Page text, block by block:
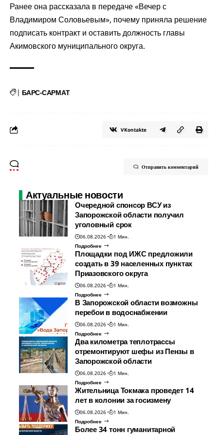
Ранее она рассказала в передаче «Вечер с
Владимиром Соловьевым», почему приняла решение
подписать контракт и оставить должность главы
Акимовского муниципального округа.
| БАРС-САРМАТ
VKontakte
Отправить комментарий
Актуальные новости
Очередной спонсор ВСУ из
Запорожской области получил
уголовный срок
06.08.2026
1 Мин.
Подробнее
Площадки под ИЖС предложили
создать в 39 населенных пунктах
Приазовского округа
06.08.2026
1 Мин.
Подробнее
В Запорожской области возможны
перебои в водоснабжении
06.08.2026
1 Мин.
Подробнее
Два километра теплотрассы
отремонтируют шефы из Пензы в
Запорожской области
06.08.2026
1 Мин.
Подробнее
Жительница Токмака проведет 14
лет в колонии за госизмену
06.08.2026
1 Мин.
Подробнее
Более 34 тонн гуманитарной